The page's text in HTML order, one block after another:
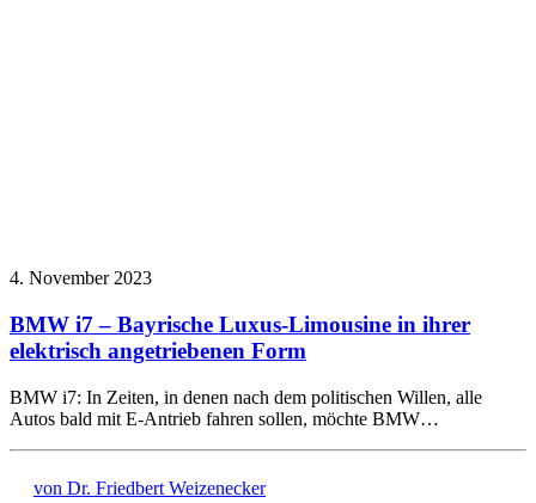
4. November 2023
BMW i7 – Bayrische Luxus-Limousine in ihrer
elektrisch angetriebenen Form
BMW i7: In Zeiten, in denen nach dem politischen Willen, alle
Autos bald mit E-Antrieb fahren sollen, möchte BMW…
von Dr. Friedbert Weizenecker